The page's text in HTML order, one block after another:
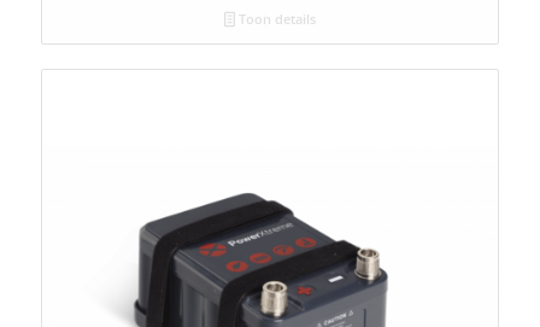
Toon details